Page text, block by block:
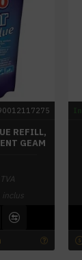
REFILL,
GEAM
inclus